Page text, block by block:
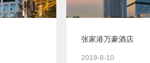
张家港万豪酒店